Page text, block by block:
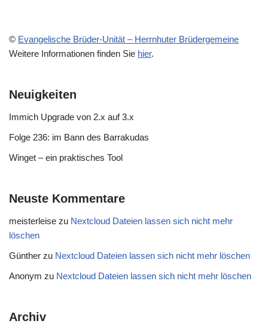
© Evangelische Brüder-Unität – Herrnhuter Brüdergemeine
Weitere Informationen finden Sie hier.
Neuigkeiten
Immich Upgrade von 2.x auf 3.x
Folge 236: im Bann des Barrakudas
Winget – ein praktisches Tool
Neuste Kommentare
meisterleise zu Nextcloud Dateien lassen sich nicht mehr
löschen
Günther zu Nextcloud Dateien lassen sich nicht mehr löschen
Anonym zu Nextcloud Dateien lassen sich nicht mehr löschen
Archiv